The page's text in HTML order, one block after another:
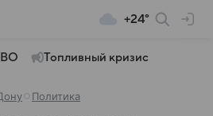
+24°
Топливный кризис
Политика